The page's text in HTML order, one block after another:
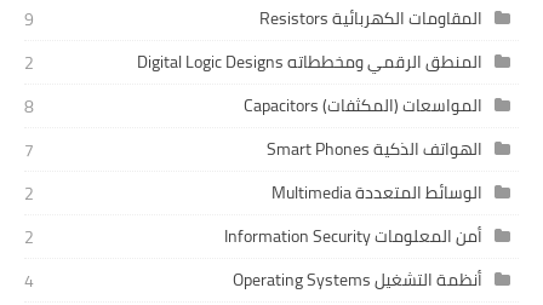
المقاومات الكهربائية Resistors
9
المنطق الرقمي ومخططاته Digital Logic Designs
2
المواسعات (المكثفات) Capacitors
8
الهواتف الذكية Smart Phones
7
الوسائط المتعددة Multimedia
2
أمن المعلومات Information Security
2
أنظمة التشغيل Operating Systems
4